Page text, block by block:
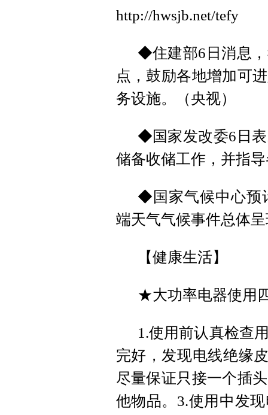
http://hwsjb.net/tefy
◆住建部6日消息
点，鼓励各地增加可
务设施。（央视）
◆国家发改委6日
储备收储工作，并指
◆国家气候中心预
端天气气候事件总体
【健康生活】
★大功率电器使用
1.使用前认真检查
完好，发现电线绝缘
尽量保证只接一个插
他物品。3.使用中发